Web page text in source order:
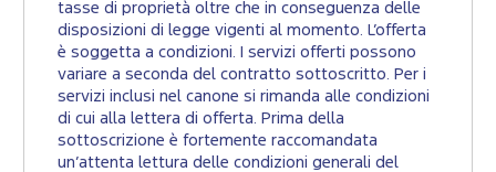
tasse di proprietà oltre che in conseguenza delle
disposizioni di legge vigenti al momento. L’offerta
è soggetta a condizioni. I servizi offerti possono
variare a seconda del contratto sottoscritto. Per i
servizi inclusi nel canone si rimanda alle condizioni
di cui alla lettera di offerta. Prima della
sottoscrizione è fortemente raccomandata
un’attenta lettura delle condizioni generali del